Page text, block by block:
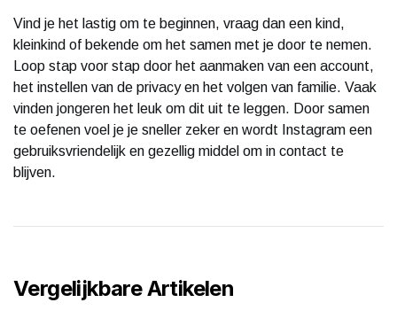
Vind je het lastig om te beginnen, vraag dan een kind,
kleinkind of bekende om het samen met je door te nemen.
Loop stap voor stap door het aanmaken van een account,
het instellen van de privacy en het volgen van familie. Vaak
vinden jongeren het leuk om dit uit te leggen. Door samen
te oefenen voel je je sneller zeker en wordt Instagram een
gebruiksvriendelijk en gezellig middel om in contact te
blijven.
Vergelijkbare Artikelen